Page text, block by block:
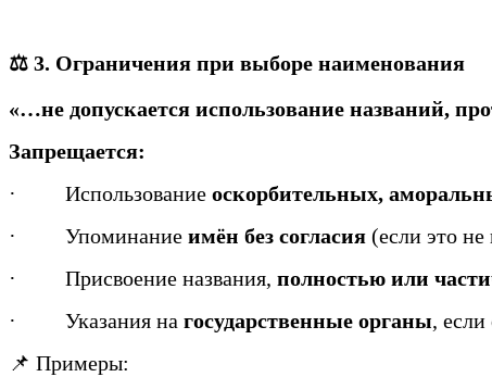
⚖️ 3. Ограничения при выборе наименования
«…не допускается использование названий,
Запрещается:
· Использование оскорбительных,
· Упоминание имён без согласия (если это
· Присвоение названия, полностью или
· Указания на государственные органы, если
📌 Примеры: